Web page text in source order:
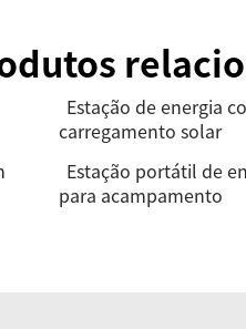
Estação de energia
carregamento solar
Estação portátil de
para acampamento